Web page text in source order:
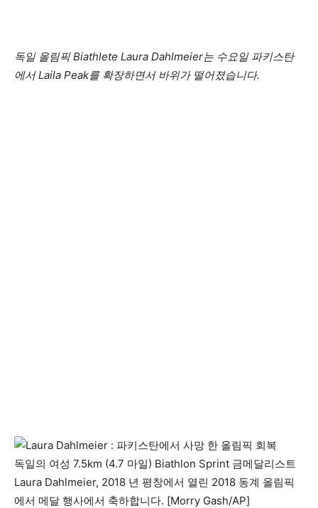
독일 올림픽 Biathlete Laura Dahlmeier는 수요일 파키스탄
에서 Laila Peak를 확장하면서 바위가 떨어졌습니다.
독일의 여성 7.5km (4.7 마일) Biathlon Sprint 금메달리스트
Laura Dahlmeier, 2018 년 평창에서 열린 2018 동계 올림픽
에서 메달 행사에서 축하합니다. [Morry Gash/AP]